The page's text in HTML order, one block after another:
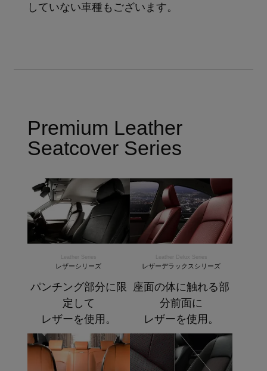
していない車種もございます。
Premium Leather
Seatcover Series
Leather Series
レザーシリーズ
パンチング部分に限
定して
レザーを使用。
Leather Delux Series
レザーデラックスシリーズ
座面の体に触れる部
分前面に
レザーを使用。